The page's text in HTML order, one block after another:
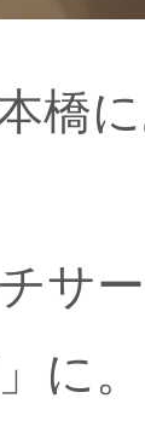
橋
サ
に。